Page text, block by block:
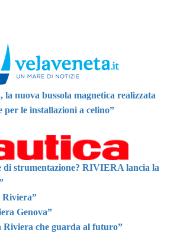
nuova bussola magnetica realizzata
per le installazioni a celino”
di strumentazione? RIVIERA lancia la
Riviera”
Genova”
Riviera che guarda al futuro”